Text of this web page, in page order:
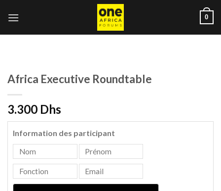
0
Africa Executive Roundtable
3.300 Dhs
Information des participant